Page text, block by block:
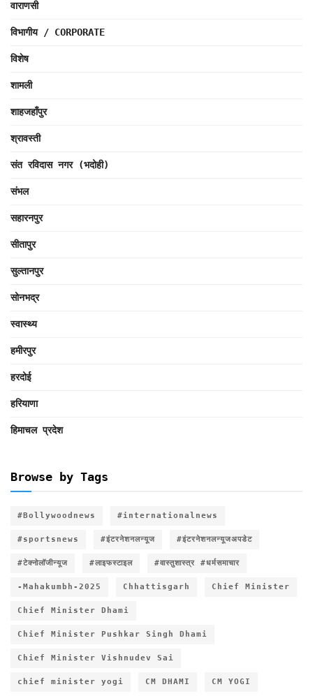
वाराणसी
विभागीय / CORPORATE
विशेष
शामली
शाहजहाँपुर
श्रावस्ती
संत रविदास नगर (भदोही)
संभल
सहारनपुर
सीतापुर
सुल्तानपुर
सोनभद्र
स्वास्थ्य
हमीरपुर
हरदोई
हरियाणा
हिमाचल प्रदेश
Browse by Tags
#Bollywoodnews #internationalnews
#sportsnews #इंटरनेशनलन्यूज #इंटरनेशनलन्यूजअपडेट
#टेक्नोलॉजीन्यूज #लाइफस्टाइल #वास्तुशास्त्र #धर्मसमाचार
-Mahakumbh-2025 Chhattisgarh Chief Minister
Chief Minister Dhami
Chief Minister Pushkar Singh Dhami
Chief Minister Vishnudev Sai
chief minister yogi CM DHAMI CM YOGI